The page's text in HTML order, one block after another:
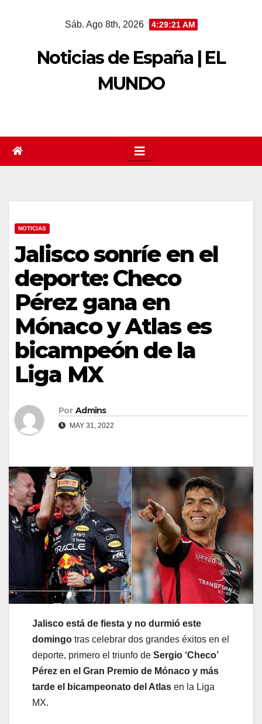
Sáb. Ago 8th, 2026 4:29:21 AM
Noticias de España | EL
MUNDO
NOTICIAS
Jalisco sonríe en el
deporte: Checo
Pérez gana en
Mónaco y Atlas es
bicampeón de la
Liga MX
Por Admins
MAY 31, 2022
Jalisco está de fiesta y no durmió este
domingo tras celebrar dos grandes éxitos en el
deporte, primero el triunfo de Sergio ‘Checo’
Pérez en el Gran Premio de Mónaco y más
tarde el bicampeonato del Atlas en la Liga
MX.